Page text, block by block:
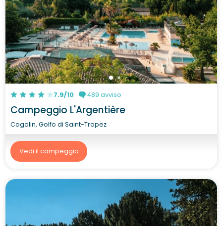
7.9/10 489 avviso
Campeggio L'Argentière
Cogolin, Golfo di Saint-Tropez
Vedi il campeggio